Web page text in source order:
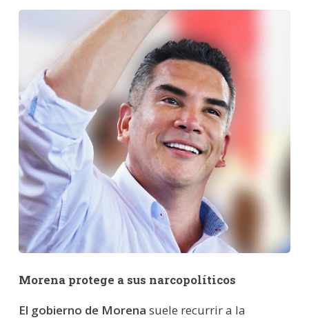
Morena protege a sus narcopolíticos
El gobierno de Morena suele recurrir a la